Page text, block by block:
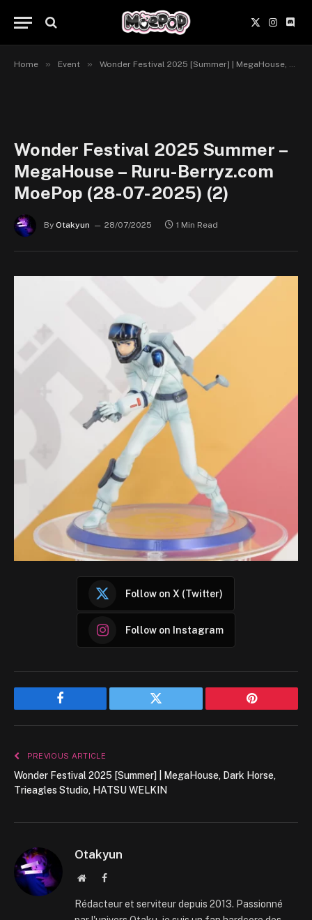
X
(Twitter)
Home » Event » Wonder Festival 2025 [Summer] | MegaHouse, Dark Horse, Trieagles Studio, HATSU WELKIN
Wonder Festival 2025 Summer –
MegaHouse – Ruru-Berryz.com
MoePop (28-07-2025) (2)
By Otakyun 28/07/2025 1 Min Read
Follow on X (Twitter)
Follow on Instagram
Facebook Twitter Pinterest
PREVIOUS ARTICLE
Wonder Festival 2025 [Summer] | MegaHouse, Dark Horse,
Trieagles Studio, HATSU WELKIN
Otakyun
WebsiteFacebook
Rédacteur et serviteur depuis 2013. Passionné